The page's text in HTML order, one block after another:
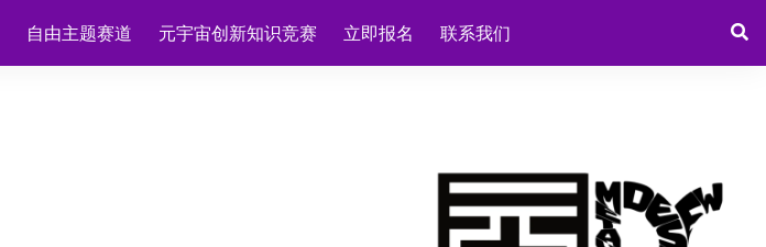
自由主题赛道 元宇宙创新知识竞赛 立即报名 联系我们